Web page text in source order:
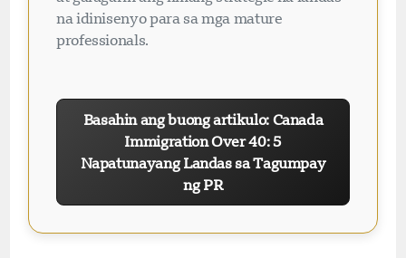
na idinisenyo para sa mga mature
professionals.
Basahin ang buong artikulo: Canada
Immigration Over 40: 5
Napatunayang Landas sa Tagumpay
ng PR